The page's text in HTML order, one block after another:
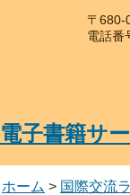
〒680-
電話番
電子書籍サ
ホーム > 国際交流